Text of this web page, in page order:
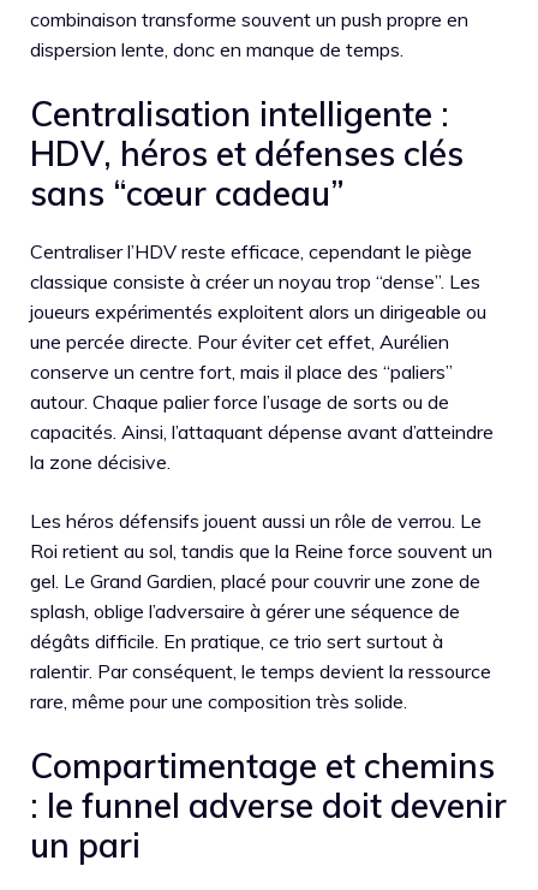
combinaison transforme souvent un push propre en
dispersion lente, donc en manque de temps.
Centralisation intelligente :
HDV, héros et défenses clés
sans “cœur cadeau”
Centraliser l’HDV reste efficace, cependant le piège
classique consiste à créer un noyau trop “dense”. Les
joueurs expérimentés exploitent alors un dirigeable ou
une percée directe. Pour éviter cet effet, Aurélien
conserve un centre fort, mais il place des “paliers”
autour. Chaque palier force l’usage de sorts ou de
capacités. Ainsi, l’attaquant dépense avant d’atteindre
la zone décisive.
Les héros défensifs jouent aussi un rôle de verrou. Le
Roi retient au sol, tandis que la Reine force souvent un
gel. Le Grand Gardien, placé pour couvrir une zone de
splash, oblige l’adversaire à gérer une séquence de
dégâts difficile. En pratique, ce trio sert surtout à
ralentir. Par conséquent, le temps devient la ressource
rare, même pour une composition très solide.
Compartimentage et chemins
: le funnel adverse doit devenir
un pari